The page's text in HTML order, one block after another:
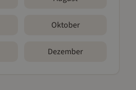
Oktober
Dezember